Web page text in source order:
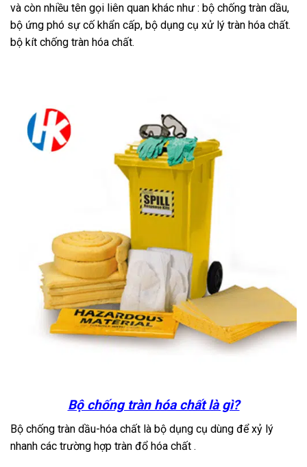
và còn nhiều tên gọi liên quan khác như : bộ chống tràn dầu,
bộ ứng phó sự cố khẩn cấp, bộ dụng cụ xử lý tràn hóa chất.
bộ kít chống tràn hóa chất.
Bộ chống tràn hóa chất là gì?
Bộ chống tràn dầu-hóa chất là bộ dụng cụ dùng để xỷ lý
nhanh các trường hợp tràn đổ hóa chất .